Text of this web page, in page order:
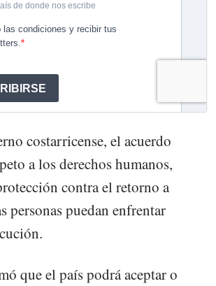
costarricense, el acuerdo
a los derechos humanos,
contra el retorno a
personas puedan enfrentar
que el país podrá aceptar o